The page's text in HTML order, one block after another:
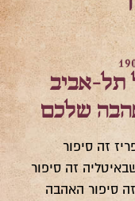
תל-אביב
שלכם
זה סיפור
זה סיפור
סיפור האהבה